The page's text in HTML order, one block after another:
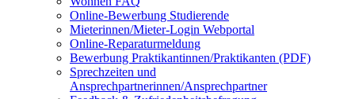
Online-Bewerbung Studierende
Mieterinnen/Mieter-Login Webportal
Online-Reparaturmeldung
Bewerbung Praktikantinnen/Praktikanten (PDF)
Sprechzeiten und
Ansprechpartnerinnen/Ansprechpartner